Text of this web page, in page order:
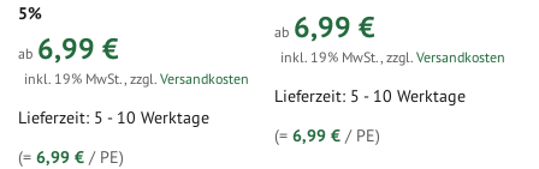
5%
ab 6,99 €
inkl. 19% MwSt., zzgl. Versandkosten
Lieferzeit: 5 - 10 Werktage
(= 6,99 € / PE)
ab 6,99 €
inkl. 19% MwSt.,zzgl.Versandkosten
Lieferzeit: 5 - 10 Werktage
(=6,99 € / PE)